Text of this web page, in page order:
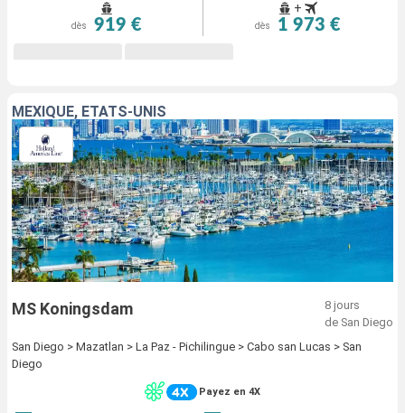
dès 919 €
+
dès 1 973 €
MEXIQUE, ÉTATS-UNIS
MS Koningsdam
8 jours
de San Diego
San Diego > Mazatlan > La Paz - Pichilingue > Cabo san Lucas > San
Diego
Payez en 4X